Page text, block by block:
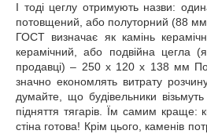
І тоді цеглу отримують назви:
потовщений, або полуторний (88
ГОСТ визначає як камінь
керамічний, або подвійна цегла
продавці) – 250 х 120 х 138 мм
значно економлять витрату
думайте, що будівельники
підняття тягарів. Їм самим краще:
стіна готова! Крім цього, каменів